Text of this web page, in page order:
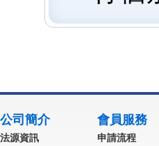
公司簡介
法源資訊
會員服務
申請流程